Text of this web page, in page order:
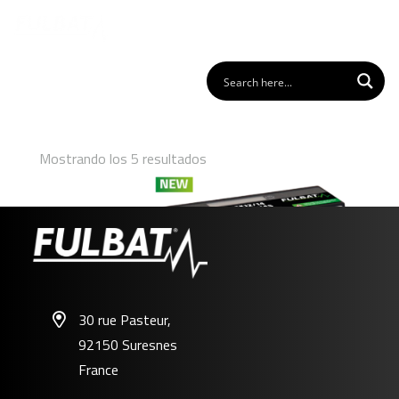
Mostrando los 5 resultados
30 rue Pasteur,
92150 Suresnes
France